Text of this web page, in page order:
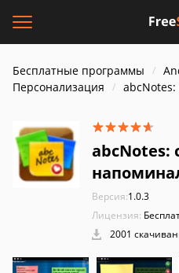
Бесплатные программы
Персонализация
abcNotes:
Версия:1.0.3
Лицензия:
2001